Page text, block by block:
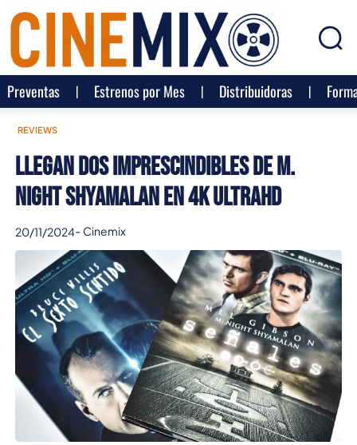
Preventas Estrenos por Mes Distribuidoras
REVIEWS
Llegan dos imprescindibles de M.
Night Shyamalan en 4K UltraHD
20/11/2024- Cinemix